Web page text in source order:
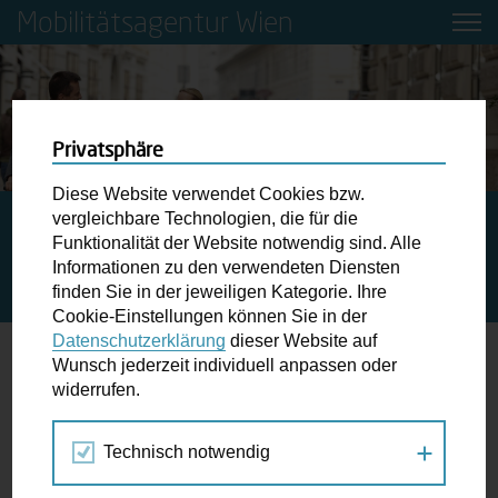
Mobilitätsagentur Wien
STARTSEITE PRESSE
MOBILITÄT MACHT SCHULE:
MOBILITÄTSBILDUNGSPROGRAMM, SCHULWEG-
WORKSHOPS UND KOSTENLOSE RADFAHRKURSE FÜR
VOLKSSCHULKINDER
Mobilität macht Schule:
Mobilitätsbildungsprogramm,
Schulweg-Workshops und kostenlose
Radfahrkurse für Volksschulkinder
Privatsphäre
Diese Website verwendet Cookies bzw.
vergleichbare Technologien, die für die
Funktionalität der Website notwendig sind. Alle
Informationen zu den verwendeten Diensten
finden Sie in der jeweiligen Kategorie. Ihre
Cookie-Einstellungen können Sie in der
Datenschutzerklärung dieser Website auf
Wunsch jederzeit individuell anpassen oder
widerrufen.
Technisch notwendig